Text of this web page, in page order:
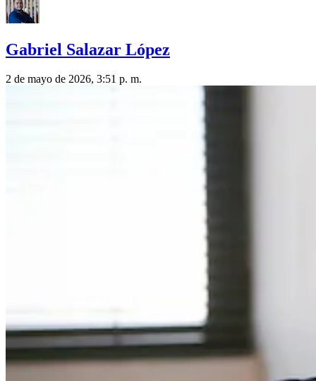
Gabriel Salazar López
2 de mayo de 2026, 3:51 p. m.